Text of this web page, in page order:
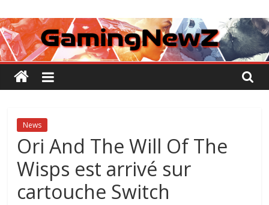
au
contenu
GamingNewZ
Tests
et
Actu
des
vidéo
News
Ori And The Will Of The
Wisps est arrivé sur
cartouche Switch